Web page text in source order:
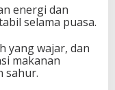
energi dan
selama puasa.
yang wajar, dan
makanan
sahur.